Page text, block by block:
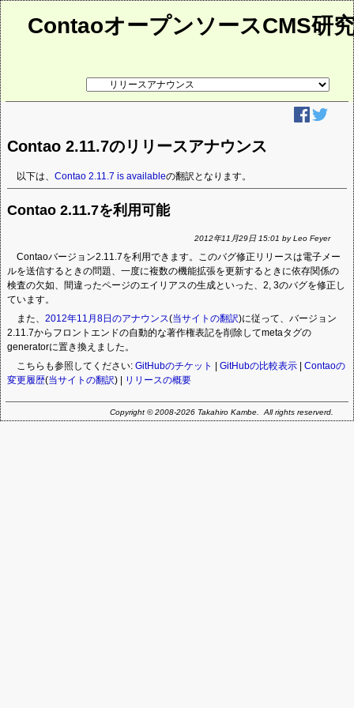
ContaoオープンソースCMS研
ジ
Contao 2.11.7のリリースアナウンス
以下は、Contao 2.11.7 is availableの翻訳となります。
Contao 2.11.7を利用可能
2012年11月29日 15:01 by Leo Feyer
Contaoバージョン2.11.7を利用できます。このバグ修正リリースは電子メー
ルを送信するときの問題、一度に複数の機能拡張を更新するときに依存関係の
検査の欠如、間違ったページのエイリアスの生成といった、2, 3のバグを修正し
ています。
また、2012年11月8日のアナウンス(当サイトの翻訳)に従って、バージョン
2.11.7からフロントエンドの自動的な著作権表記を削除してmetaタグの
generatorに置き換えました。
こちらも参照してください:GitHubのチケット |GitHubの比較表示 |Contaoの
変更履歴(当サイトの翻訳) | リリースの概要
Copyright © 2008-2026 Takahiro Kambe. All rights reserverd.